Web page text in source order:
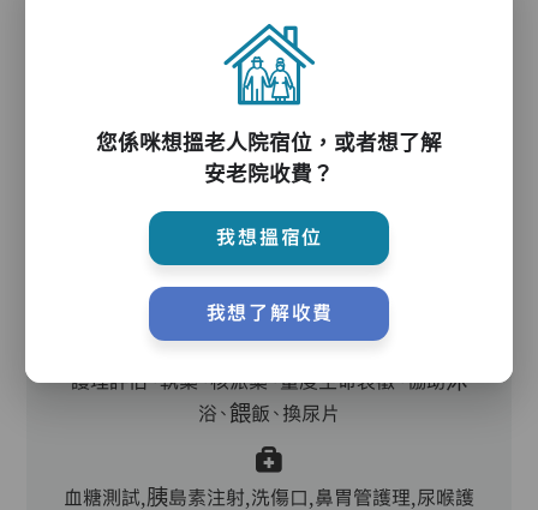
電動床,氣墊床,升降機,防滑扶手,助行器/拐杖,輪
椅
主管,助理員,護理員,保健員,到診醫生
護理評估、執藥、核派藥、量度生命表徵、協助沐
浴、餵飯、換尿片
血糖測試,胰島素注射,洗傷口,鼻胃管護理,尿喉護
您係咪想搵老人院宿位，或者想了解
安老院收費？
我想搵宿位
我想了解收費